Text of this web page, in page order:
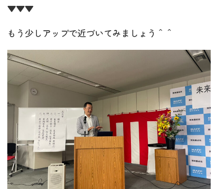
▼▼▼
もう少しアップで近づいてみましょう＾＾